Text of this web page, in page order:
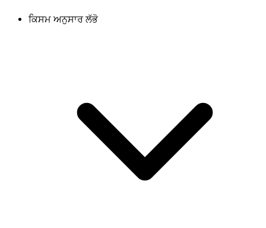
ਕਿਸਮ ਅਨੁਸਾਰ ਲੱਭੋ